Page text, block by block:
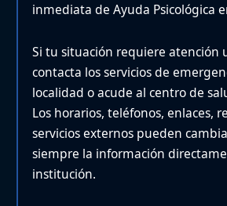
inmediata de Ayuda Psicológica
Si tu situación requiere atención
contacta los servicios de
localidad o acude al centro de
Los horarios, teléfonos, enlaces,
servicios externos pueden
siempre la información
institución.